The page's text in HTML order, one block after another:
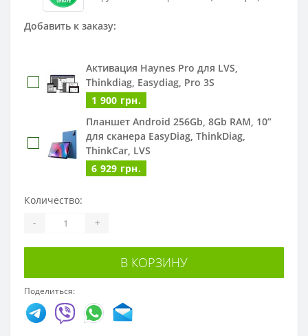
Добавить к заказу:
Активация Haynes Pro для LVS,
Thinkdiag, Easydiag, Pro 3S
1 900 грн.
Планшет Android 256Gb, 8Gb RAM, 10”
для сканера EasyDiag, ThinkDiag,
ThinkCar, LVS
6 929 грн.
Количество:
- +
В КОРЗИНУ
Поделиться: